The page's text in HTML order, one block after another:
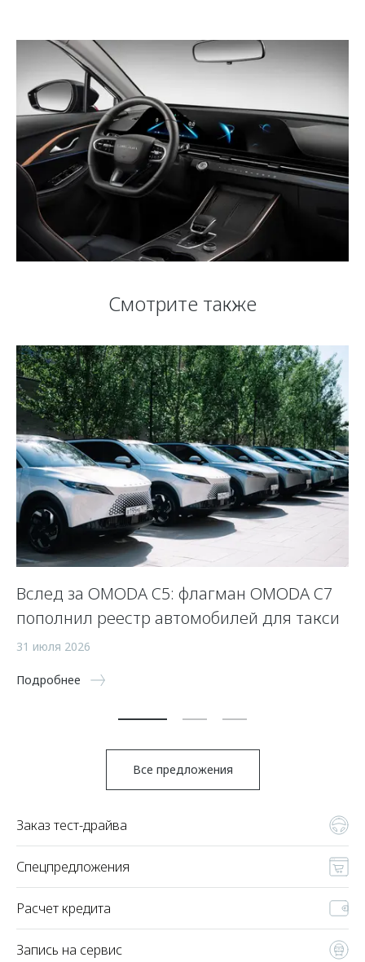
Смотрите также
Вслед за OMODA C5: флагман OMODA C7
пополнил реестр автомобилей для такси
31 июля 2026
Подробнее
Все предложения
Заказ тест-драйва
Спецпредложения
Расчет кредита
Запись на сервис